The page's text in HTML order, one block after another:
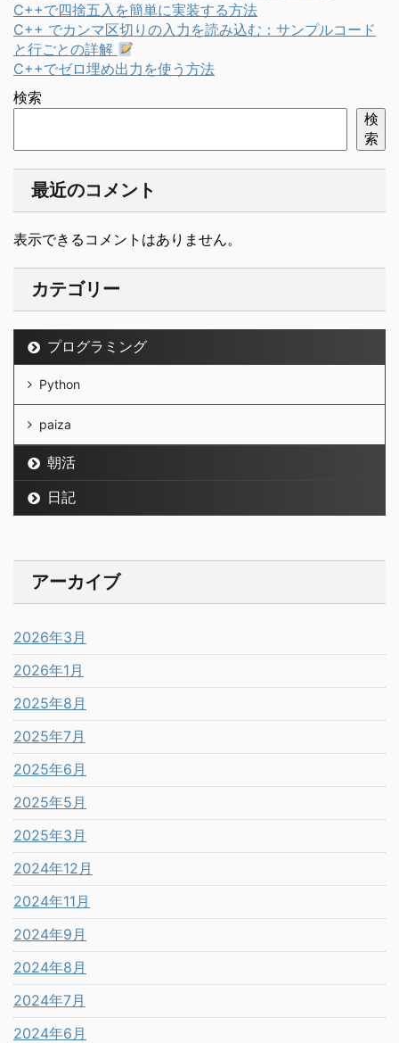
C++で四捨五入を簡単に実装する方法
C++ でカンマ区切りの入力を読み込む：サンプルコード
と行ごとの詳解
C++でゼロ埋め出力を使う方法
検索
検
索
最近のコメント
表示できるコメントはありません。
カテゴリー
プログラミング
Python
paiza
朝活
日記
アーカイブ
2026年3月
2026年1月
2025年8月
2025年7月
2025年6月
2025年5月
2025年3月
2024年12月
2024年11月
2024年9月
2024年8月
2024年7月
2024年6月